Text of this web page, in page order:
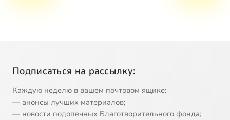
Подписаться на рассылку:
Каждую неделю в вашем почтовом ящике:
— анонсы лучших материалов;
— новости подопечных Благотворительного фонда;